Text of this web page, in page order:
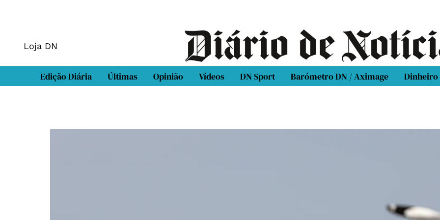
Loja DN
Edição Diária Últimas Opinião Vídeos DN Sport Barómetro DN / Aximage Dinheiro